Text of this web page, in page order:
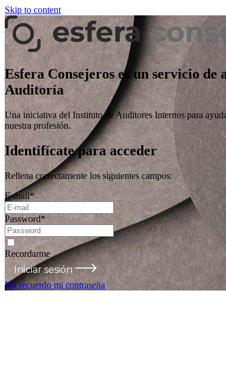
Skip to content
Esfera Consejeros es un servicio
Auditoría
Una iniciativa del Instituto de Auditores Internos para
nuestra profesión.
Identifícate para acceder
Rellena correctamente los siguientes campos:
E-mail*
Password*
Recordarme
Iniciar sesión
No recuerdo mi contraseña